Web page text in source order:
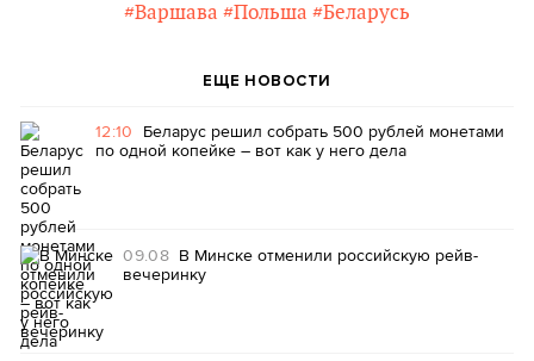
#Варшава #Польша #Беларусь
ЕЩЕ НОВОСТИ
12:10 Беларус решил собрать 500 рублей монетами
по одной копейке – вот как у него дела
09.08 В Минске отменили российскую рейв-
вечеринку